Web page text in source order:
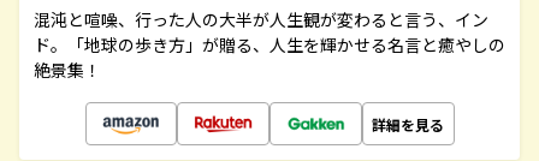
混沌と喧噪、行った人の大半が人生観が変わると言う、イン
ド。「地球の歩き方」が贈る、人生を輝かせる名言と癒やしの
絶景集！
詳細を見る